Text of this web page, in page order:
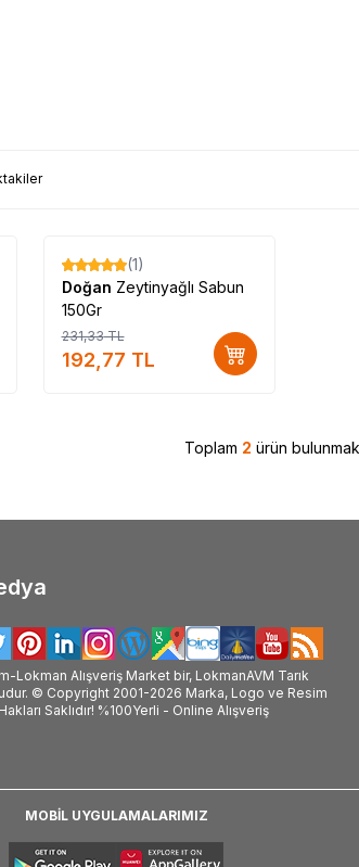
%17
(1)
Doğan Zeytinyağlı Sabun
150Gr
231,33TL
192,77 TL
Toplam 2 ürün
Lokman Alışveriş Market bir, LokmanAVM Tarık
© Copyright 2001-2026 Marka, Logo ve Resim
Saklıdır! %100Yerli - Online Alışveriş
MOBİL UYGULAMALARIMIZ